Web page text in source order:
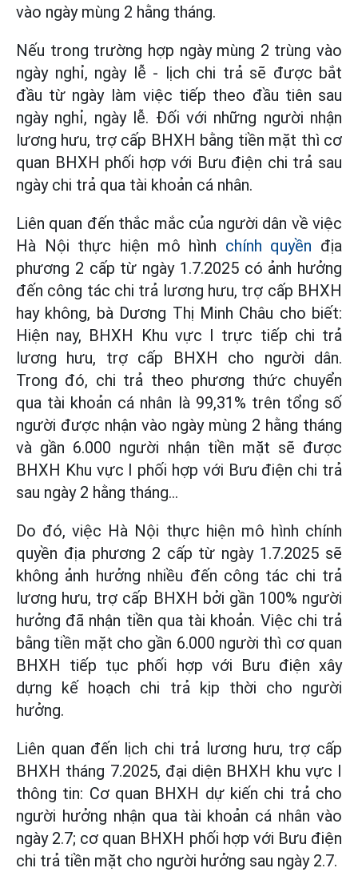
vào ngày mùng 2 hằng tháng.
Nếu trong trường hợp ngày mùng 2 trùng vào
ngày nghỉ, ngày lễ - lịch chi trả sẽ được bắt
đầu từ ngày làm việc tiếp theo đầu tiên sau
ngày nghỉ, ngày lễ. Đối với những người nhận
lương hưu, trợ cấp BHXH bằng tiền mặt thì cơ
quan BHXH phối hợp với Bưu điện chi trả sau
ngày chi trả qua tài khoản cá nhân.
Liên quan đến thắc mắc của người dân về việc
Hà Nội thực hiện mô hình chính quyền địa
phương 2 cấp từ ngày 1.7.2025 có ảnh hưởng
đến công tác chi trả lương hưu, trợ cấp BHXH
hay không, bà Dương Thị Minh Châu cho biết:
Hiện nay, BHXH Khu vực I trực tiếp chi trả
lương hưu, trợ cấp BHXH cho người dân.
Trong đó, chi trả theo phương thức chuyển
qua tài khoản cá nhân là 99,31% trên tổng số
người được nhận vào ngày mùng 2 hằng tháng
và gần 6.000 người nhận tiền mặt sẽ được
BHXH Khu vực I phối hợp với Bưu điện chi trả
sau ngày 2 hằng tháng…
Do đó, việc Hà Nội thực hiện mô hình chính
quyền địa phương 2 cấp từ ngày 1.7.2025 sẽ
không ảnh hưởng nhiều đến công tác chi trả
lương hưu, trợ cấp BHXH bởi gần 100% người
hưởng đã nhận tiền qua tài khoản. Việc chi trả
bằng tiền mặt cho gần 6.000 người thì cơ quan
BHXH tiếp tục phối hợp với Bưu điện xây
dựng kế hoạch chi trả kịp thời cho người
hưởng.
Liên quan đến lịch chi trả lương hưu, trợ cấp
BHXH tháng 7.2025, đại diện BHXH khu vực I
thông tin: Cơ quan BHXH dự kiến chi trả cho
người hưởng nhận qua tài khoản cá nhân vào
ngày 2.7; cơ quan BHXH phối hợp với Bưu điện
chi trả tiền mặt cho người hưởng sau ngày 2.7.